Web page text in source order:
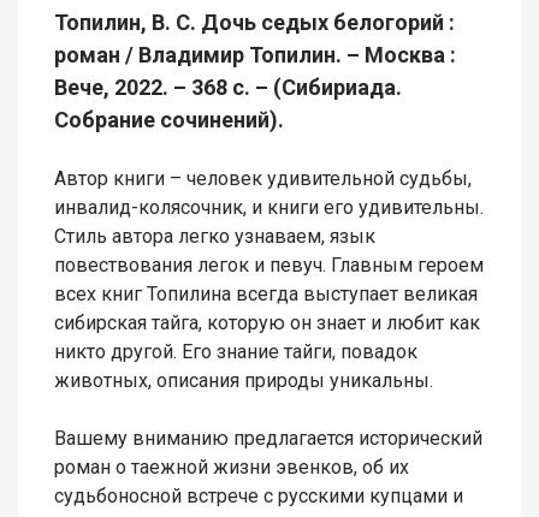
Топилин, В. С. Дочь седых белогорий :
роман / Владимир Топилин. – Москва :
Вече, 2022. – 368 с. – (Сибириада.
Собрание сочинений).
Автор книги – человек удивительной судьбы,
инвалид-колясочник, и книги его удивительны.
Стиль автора легко узнаваем, язык
повествования легок и певуч. Главным героем
всех книг Топилина всегда выступает великая
сибирская тайга, которую он знает и любит как
никто другой. Его знание тайги, повадок
животных, описания природы уникальны.
Вашему вниманию предлагается исторический
роман о таежной жизни эвенков, об их
судьбоносной встрече с русскими купцами и